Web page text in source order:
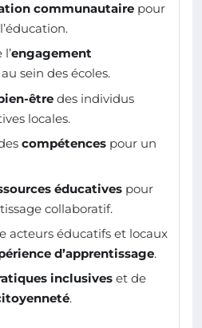
communautaire pour
engagement
au sein des écoles.
être des individus
locales.
compétences pour un
éducatives pour
collaboratif.
acteurs éducatifs et locaux
d’apprentissage.
inclusives et de
.